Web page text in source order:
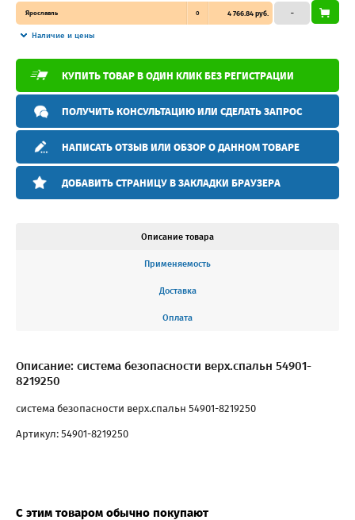
Ярославль 0 4 766.84 руб.
Наличие и цены
–
КУПИТЬ ТОВАР В ОДИН КЛИК БЕЗ РЕГИСТРАЦИИ
ПОЛУЧИТЬ КОНСУЛЬТАЦИЮ ИЛИ СДЕЛАТЬ ЗАПРОС
НАПИСАТЬ ОТЗЫВ ИЛИ ОБЗОР О ДАННОМ ТОВАРЕ
ДОБАВИТЬ СТРАНИЦУ В ЗАКЛАДКИ БРАУЗЕРА
Описание товара
Применяемость
Доставка
Оплата
Описание: система безопасности верх.спальн 54901-
8219250
система безопасности верх.спальн 54901-8219250
Артикул: 54901-8219250
С этим товаром обычно покупают